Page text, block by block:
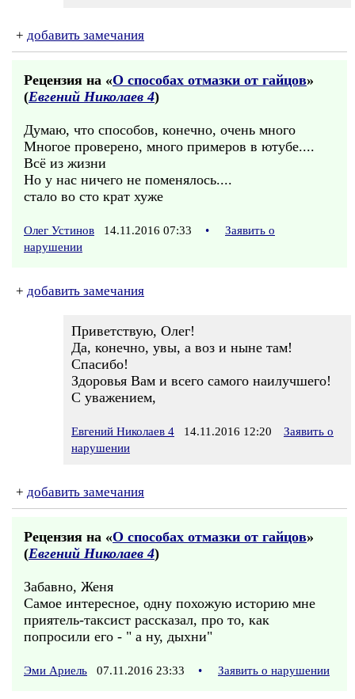
+ добавить замечания
Рецензия на «О способах отмазки от гайцов»
(Евгений Николаев 4)
Думаю, что способов, конечно, очень много
Многое проверено, много примеров в ютубе....
Всё из жизни
Но у нас ничего не поменялось....
стало во сто крат хуже
Олег Устинов 14.11.2016 07:33 •
Заявить о
нарушении
+ добавить замечания
Приветствую, Олег!
Да, конечно, увы, а воз и ныне там!
Спасибо!
Здоровья Вам и всего самого наилучшего!
С уважением,
Евгений Николаев 4 14.11.2016 12:20
Заявить о
нарушении
+ добавить замечания
Рецензия на «О способах отмазки от гайцов»
(Евгений Николаев 4)
Забавно, Женя
Самое интересное, одну похожую историю мне
приятель-таксист рассказал, про то, как
попросили его - " а ну, дыхни"
Эми Ариель 07.11.2016 23:33 • Заявить о нарушении